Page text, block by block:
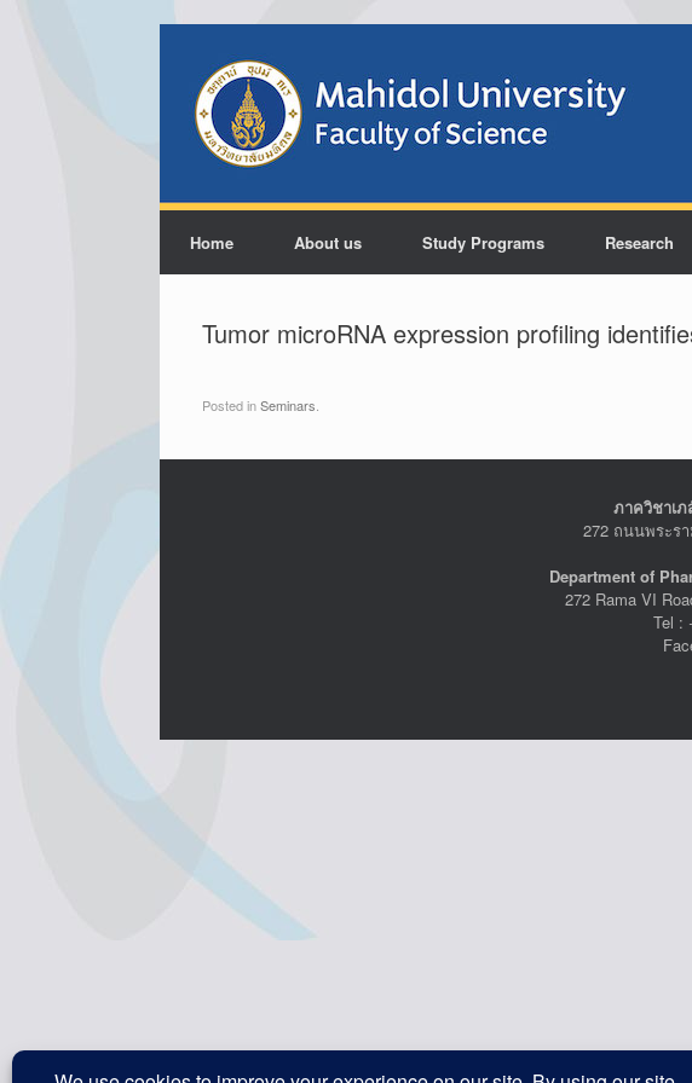
Home About us Study Programs Research
Tumor microRNA expression profiling
Posted inSeminars
ภาควิชาเ
272 ถนนพระร
Department of
272 Rama VI
Tel :